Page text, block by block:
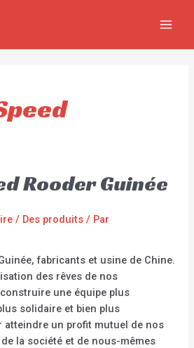
Rooder Guinée
/ Des produits / Par
fabricants et usine de Chine.
des rêves de nos
une équipe plus
solidaire et bien plus
atteindre un profit mutuel de nos
la société et de nous-mêmes